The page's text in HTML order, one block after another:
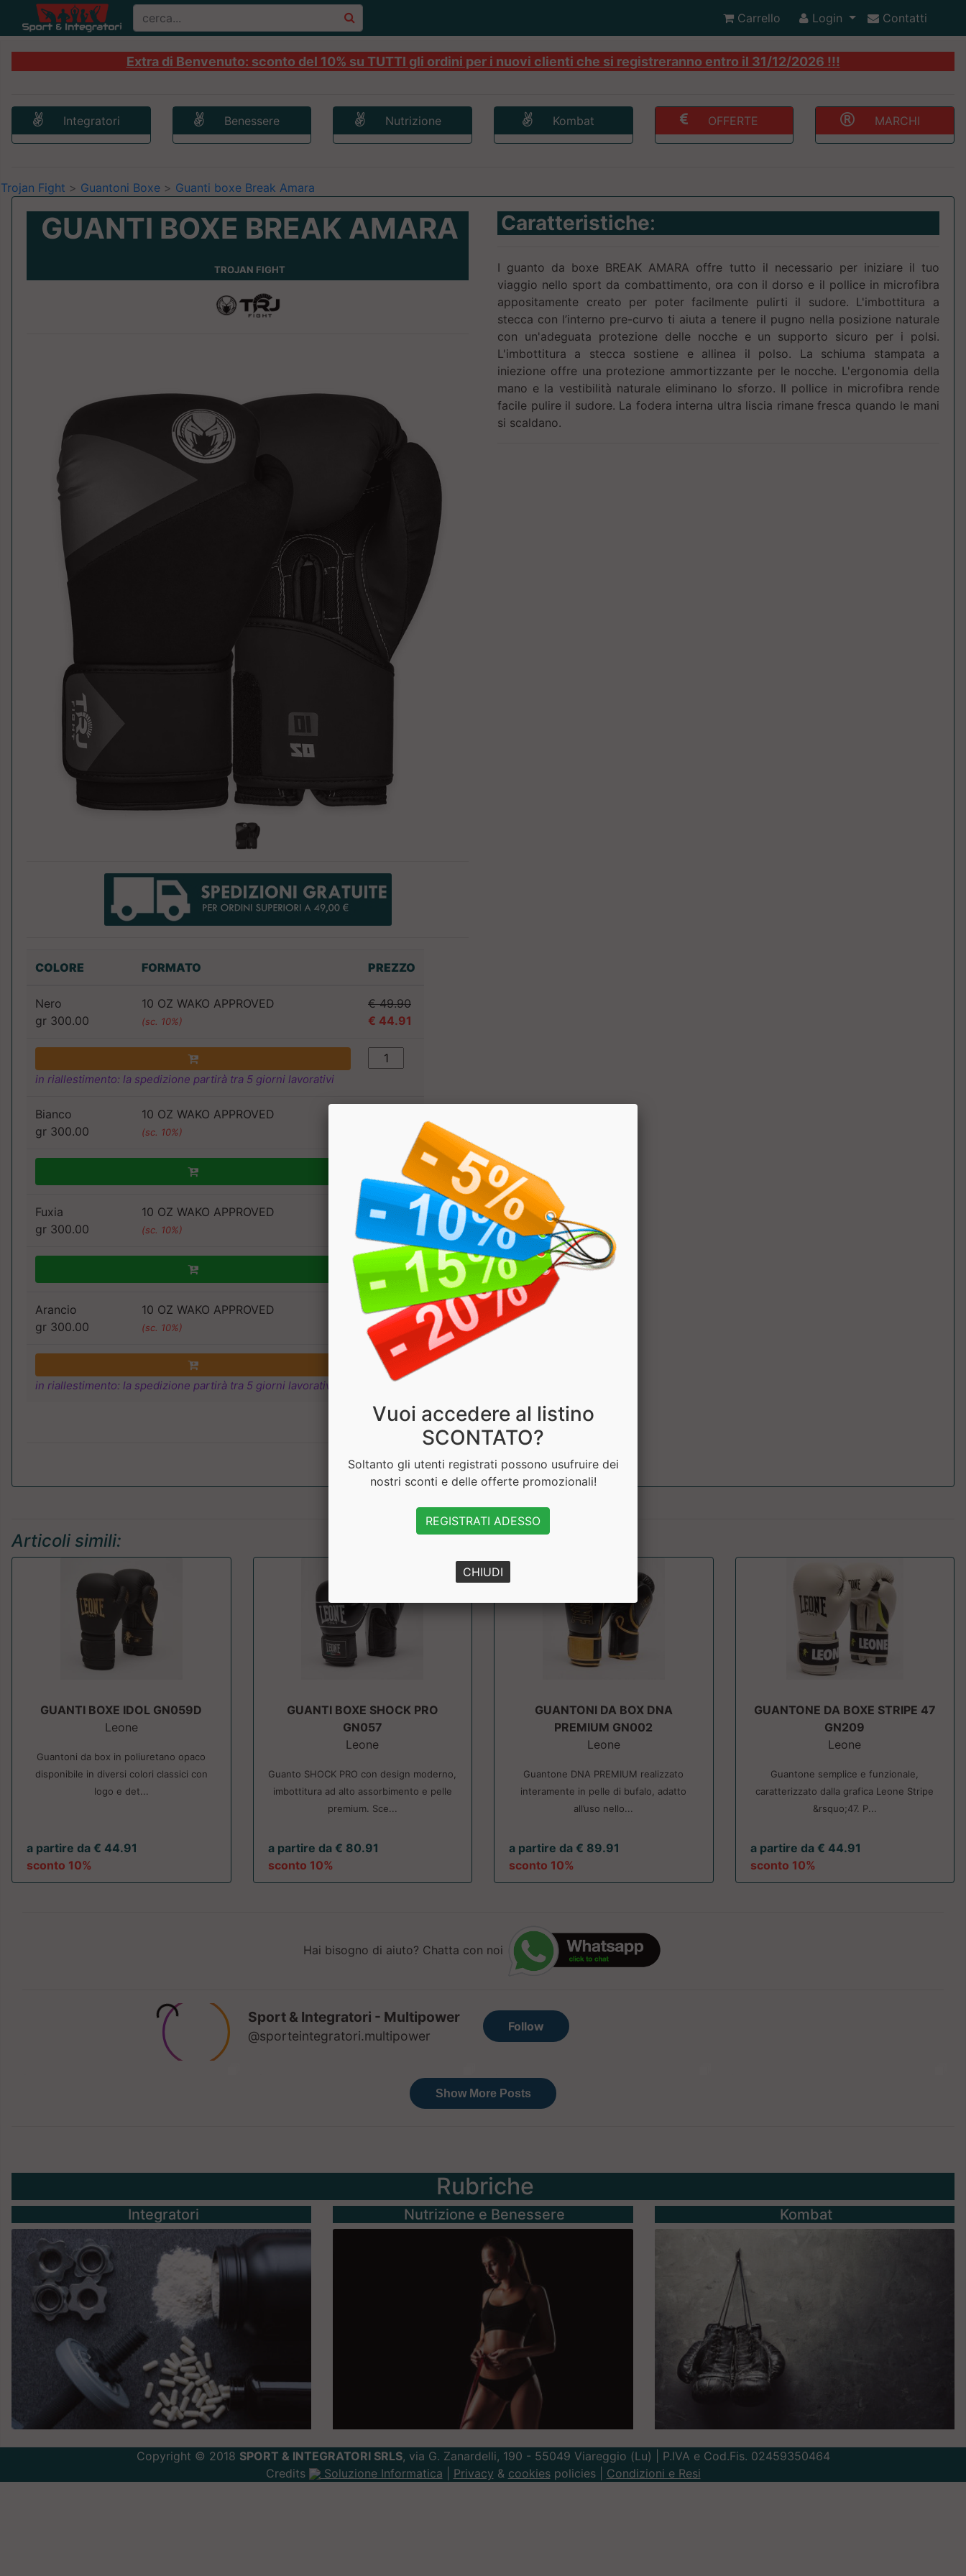
Carrello Login Contatti
Extra di Benvenuto: sconto del 10% su TUTTI gli ordini per i nuovi clienti che si registreranno entro il 31/12/2026 !!!
Integratori Benessere Nutrizione Kombat OFFERTE MARCHI
Trojan Fight > Guantoni Boxe > Guanti boxe Break Amara
GUANTI BOXE BREAK AMARA
TROJAN FIGHT
COLORE FORMATO PREZZO
Nero
gr 300.00
10 OZ WAKO APPROVED
(sc. 10%)
€ 49.90
€ 44.91
in riallestimento: la spedizione partirà tra 5 giorni lavorativi
Bianco
gr 300.00
10 OZ WAKO APPROVED
(sc. 10%)
Fuxia
gr 300.00
10 OZ WAKO APPROVED
(sc. 10%)
€ 49.90
Arancio
gr 300.00
10 OZ WAKO APPROVED
(sc. 10%)
€ 49.90
€ 44.91
in riallestimento: la spedizione partirà tra 5 giorni lavorativi
Caratteristiche:
I guanto da boxe BREAK AMARA offre tutto il necessario per iniziare il tuo
viaggio nello sport da combattimento, ora con il dorso e il pollice in microfibra
appositamente creato per poter facilmente pulirti il sudore. L'imbottitura a
stecca con l’interno pre-curvo ti aiuta a tenere il pugno nella posizione naturale
con un'adeguata protezione delle nocche e un supporto sicuro per i polsi.
L'imbottitura a stecca sostiene e allinea il polso. La schiuma stampata a
iniezione offre una protezione ammortizzante per le nocche. L'ergonomia della
mano e la vestibilità naturale eliminano lo sforzo. Il pollice in microfibra rende
facile pulire il sudore. La fodera interna ultra liscia rimane fresca quando le mani
si scaldano.
Articoli simili:
GUANTI BOXE IDOL GN059D
Leone
Guantoni da box in poliuretano opaco
disponibile in diversi colori classici con
logo e det...
a partire da € 44.91
sconto 10%
GUANTI BOXE SHOCK PRO
GN057
Leone
Guanto SHOCK PRO con design moderno,
imbottitura ad alto assorbimento e pelle
premium. Sce...
a partire da € 80.91
sconto 10%
GUANTONI DA BOX DNA
PREMIUM GN002
Leone
Guantone DNA PREMIUM realizzato
interamente in pelle di bufalo, adatto
all’uso nello...
a partire da € 89.91
sconto 10%
GUANTONE DA BOXE STRIPE 47
GN209
Leone
Guantone semplice e funzionale,
caratterizzato dalla grafica Leone Stripe
&rsquo;47. P...
a partire da € 44.91
sconto 10%
Hai bisogno di aiuto? Chatta con noi
Rubriche
Integratori Nutrizione e Benessere Kombat
Copyright © 2018 SPORT & INTEGRATORI SRLS, via G. Zanardelli, 190 - 55049 Viareggio (Lu) | P.IVA e Cod.Fis. 02459350464
Credits
Soluzione Informatica Privacy & cookiespolicies | Condizioni e Resi
Vuoi accedere al listino
SCONTATO?
Soltanto gli utenti registrati possono usufruire dei
nostri sconti e delle offerte promozionali!
REGISTRATI ADESSO
CHIUDI